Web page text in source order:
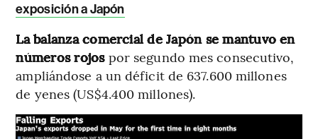
exposición a Japón
La balanza comercial de Japón se mantuvo en
números rojos por segundo mes consecutivo,
ampliándose a un déficit de 637.600 millones
de yenes (US$4.400 millones).